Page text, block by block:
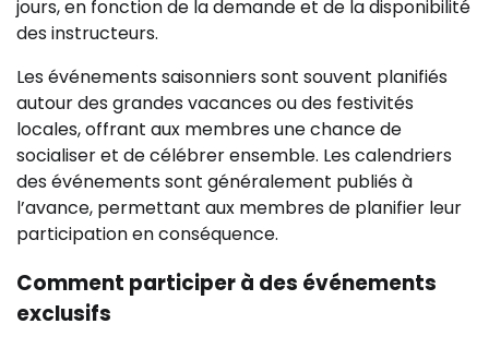
jours, en fonction de la demande et de la disponibilité
des instructeurs.
Les événements saisonniers sont souvent planifiés
autour des grandes vacances ou des festivités
locales, offrant aux membres une chance de
socialiser et de célébrer ensemble. Les calendriers
des événements sont généralement publiés à
l’avance, permettant aux membres de planifier leur
participation en conséquence.
Comment participer à des événements
exclusifs